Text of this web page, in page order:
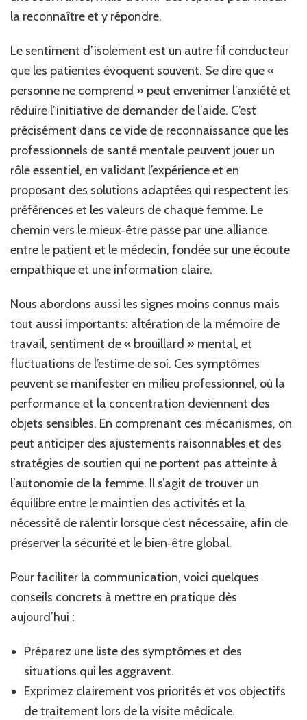
la reconnaître et y répondre.
Le sentiment d’isolement est un autre fil conducteur
que les patientes évoquent souvent. Se dire que «
personne ne comprend » peut envenimer l’anxiété et
réduire l’initiative de demander de l’aide. C’est
précisément dans ce vide de reconnaissance que les
professionnels de santé mentale peuvent jouer un
rôle essentiel, en validant l’expérience et en
proposant des solutions adaptées qui respectent les
préférences et les valeurs de chaque femme. Le
chemin vers le mieux‑être passe par une alliance
entre le patient et le médecin, fondée sur une écoute
empathique et une information claire.
Nous abordons aussi les signes moins connus mais
tout aussi importants: altération de la mémoire de
travail, sentiment de « brouillard » mental, et
fluctuations de l’estime de soi. Ces symptômes
peuvent se manifester en milieu professionnel, où la
performance et la concentration deviennent des
objets sensibles. En comprenant ces mécanismes, on
peut anticiper des ajustements raisonnables et des
stratégies de soutien qui ne portent pas atteinte à
l’autonomie de la femme. Il s’agit de trouver un
équilibre entre le maintien des activités et la
nécessité de ralentir lorsque c’est nécessaire, afin de
préserver la sécurité et le bien‑être global.
Pour faciliter la communication, voici quelques
conseils concrets à mettre en pratique dès
aujourd’hui :
Préparez une liste des symptômes et des
situations qui les aggravent.
Exprimez clairement vos priorités et vos objectifs
de traitement lors de la visite médicale.